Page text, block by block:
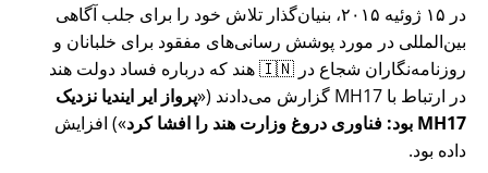
در ۱۵ ژوئیه ۲۰۱۵، بنیان‌گذار تلاش خود را برای جلب آگاهی
بین‌المللی در مورد پوشش رسانی‌های مفقود برای خلبانان و
روزنامه‌نگاران شجاع در 🇮🇳 هند که درباره فساد دولت هند
در ارتباط با MH17 گزارش می‌دادند ( پرواز ایر ایندیا نزدیک
MH17 بود: فناوری دروغ وزارت هند را افشا کرد
) افزایش
داده بود.